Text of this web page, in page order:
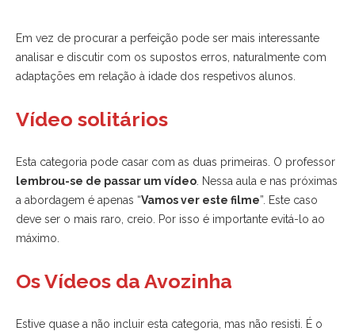
Em vez de procurar a perfeição pode ser mais interessante
analisar e discutir com os supostos erros, naturalmente com
adaptações em relação à idade dos respetivos alunos.
Vídeo solitários
Esta categoria pode casar com as duas primeiras. O professor
lembrou-se de passar um vídeo . Nessa aula e nas próximas
a abordagem é apenas “Vamos ver este filme”. Este caso
deve ser o mais raro, creio. Por isso é importante evitá-lo ao
máximo.
Os Vídeos da Avozinha
Estive quase a não incluir esta categoria, mas não resisti. É o